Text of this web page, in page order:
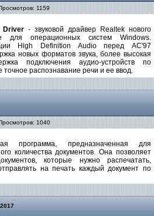
1159
Driver - звуковой драйвер Realtek нового
для операционных систем Windows.
High Definition Audio перед AC'97
новых форматов звука, более высокая
подключения аудио-устройств по
точное распознавание речи и ее ввод.
1040
программа, предназначенная для
количества документов. Она позволяет
которые нужно распечатать,
на печать каждый документ по